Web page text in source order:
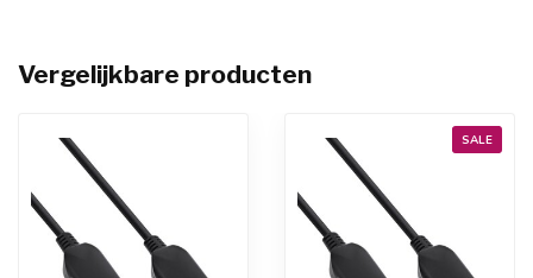
Vergelijkbare producten
SALE